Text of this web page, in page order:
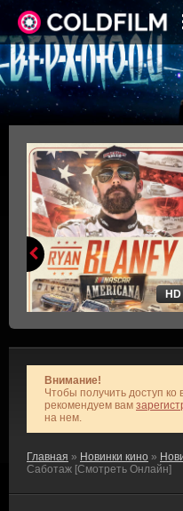
HD
Внимание!
Чтобы получить доступ
рекомендуем вам
на нем.
Главная » Новинки кино »
Саботаж [Смотреть Онлайн]